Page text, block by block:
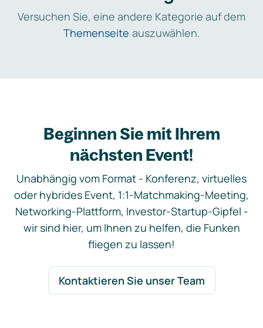
Versuchen Sie, eine andere Kategorie auf dem
Themenseite auszuwählen.
Beginnen Sie mit Ihrem
nächsten Event!
Unabhängig vom Format - Konferenz, virtuelles
oder hybrides Event, 1:1-Matchmaking-Meeting,
Networking-Plattform, Investor-Startup-Gipfel -
wir sind hier, um Ihnen zu helfen, die Funken
fliegen zu lassen!
Kontaktieren Sie unser Team